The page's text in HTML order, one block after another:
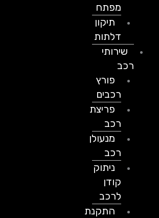
מפתח
תיקון
דלתות
שירותי
פורץ
רכבים
פריצת
מנעולן
ניתוק
לרכב
התקנת